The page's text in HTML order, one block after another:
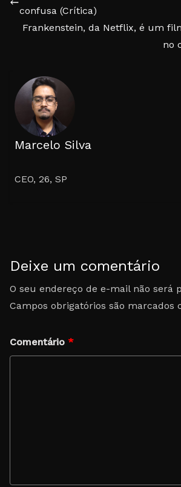
confusa (Crítica)
Frankenstein, da Netflix, é um
no
Marcelo Silva
CEO, 26, SP
Deixe um comentário
O seu endereço de e-mail não será
Campos obrigatórios são marcados
Comentário *